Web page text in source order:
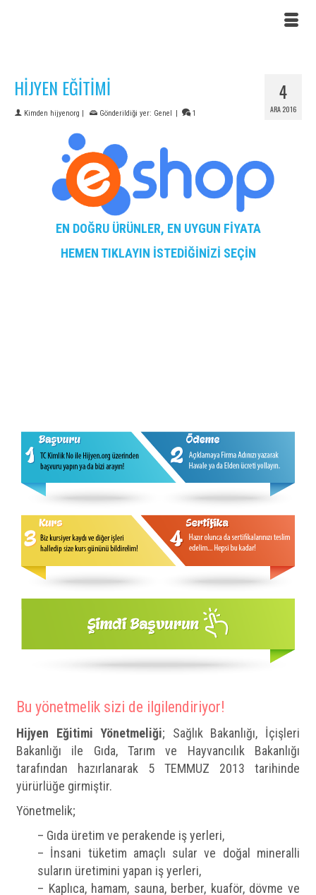
4
ARA 2016
HİJYEN EĞİTİMİ
Kimden hijyenorg | Gönderildiği yer: Genel | 1
EN DOĞRU ÜRÜNLER, EN UYGUN FİYATA
HEMEN TIKLAYIN İSTEDİĞİNİZİ SEÇİN
Bu yönetmelik sizi de ilgilendiriyor!
Hijyen Eğitimi Yönetmeliği; Sağlık Bakanlığı, İçişleri
Bakanlığı ile Gıda, Tarım ve Hayvancılık Bakanlığı
tarafından hazırlanarak 5 TEMMUZ 2013 tarihinde
yürürlüğe girmiştir.
Yönetmelik;
– Gıda üretim ve perakende iş yerleri,
– İnsani tüketim amaçlı sular ve doğal mineralli
suların üretimini yapan iş yerleri,
– Kaplıca, hamam, sauna, berber, kuaför, dövme ve